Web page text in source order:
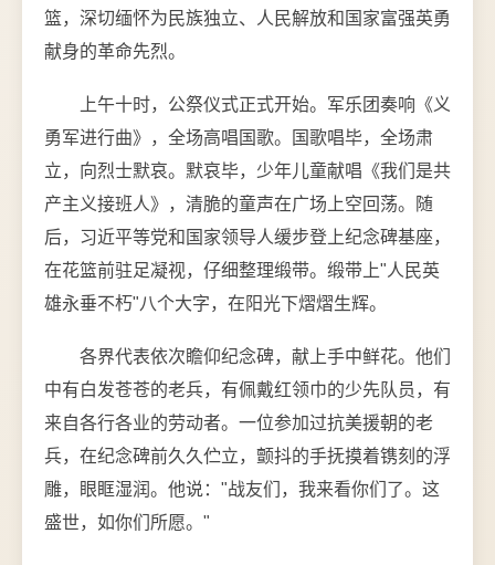
篮，深切缅怀为民族独立、人民解放和国家富强英勇
献身的革命先烈。
上午十时，公祭仪式正式开始。军乐团奏响《义
勇军进行曲》，全场高唱国歌。国歌唱毕，全场肃
立，向烈士默哀。默哀毕，少年儿童献唱《我们是共
产主义接班人》，清脆的童声在广场上空回荡。随
后，习近平等党和国家领导人缓步登上纪念碑基座，
在花篮前驻足凝视，仔细整理缎带。缎带上"人民英
雄永垂不朽"八个大字，在阳光下熠熠生辉。
各界代表依次瞻仰纪念碑，献上手中鲜花。他们
中有白发苍苍的老兵，有佩戴红领巾的少先队员，有
来自各行各业的劳动者。一位参加过抗美援朝的老
兵，在纪念碑前久久伫立，颤抖的手抚摸着镌刻的浮
雕，眼眶湿润。他说："战友们，我来看你们了。这
盛世，如你们所愿。"